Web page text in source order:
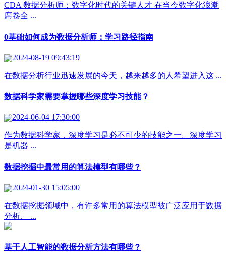
CDA 数据分析师：数字化时代的关键人才 在当今数字化浪潮
席卷全 ...
0基础如何成为数据分析师：学习路径指南
2024-08-19 09:43:19
在数据分析行业迅速发展的今天，越来越多的人希望进入这 ...
数据科学家需要掌握哪些深度学习技能？
2024-06-04 17:30:00
作为数据科学家，深度学习是必不可少的技能之一。深度学习
是机器 ...
数据挖掘中最常用的算法模型有哪些？
2024-01-30 15:05:00
在数据挖掘领域中，有许多常用的算法模型被广泛应用于数据
分析、 ...
基于人工智能的数据分析方法有哪些？